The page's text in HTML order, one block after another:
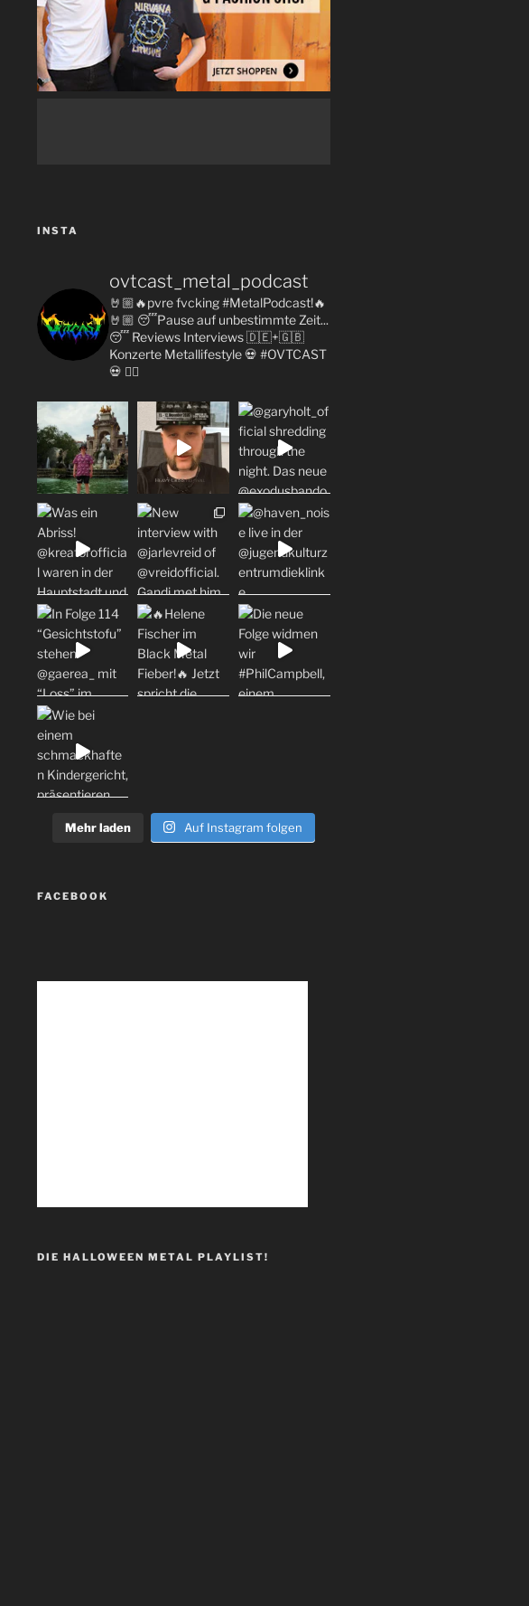
INSTA
ovtcast_metal_podcast
🤘🏼🔥pvre fvcking #MetalPodcast!🔥
🤘🏼 😴Pause auf unbestimmte Zeit...
😴Reviews Interviews 🇩🇪+🇬🇧
KonzerteMetallifestyle💀 #OVTCAST
💀 👇🏼
Mehr laden Auf Instagram folgen
FACEBOOK
DIE HALLOWEEN METAL PLAYLIST!